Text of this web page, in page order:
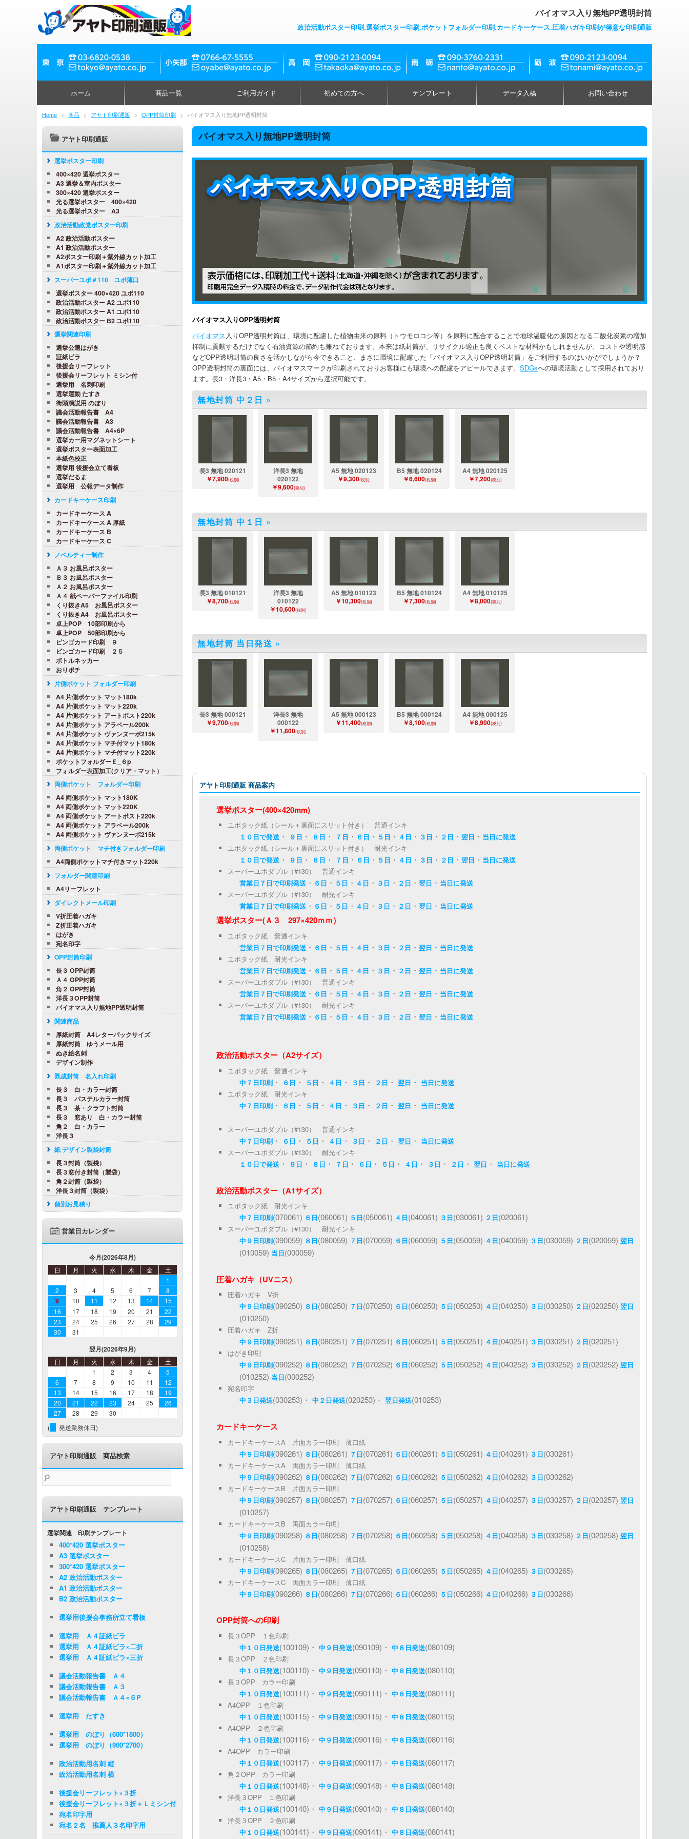
バイオマス入り無地PP透明封筒
政治活動ポスター印刷.選挙ポスター印刷.ポケットフォルダー印刷.カードキーケース.圧着ハガキ印刷が得意な印刷通販
ホーム 商品一覧 ご利用ガイド 初めての方へ テンプレート データ入稿 お問い合わせ
Home > 商品 > アヤト印刷通販 > OPP封筒印刷 > バイオマス入り無地PP透明封筒
バイオマス入り無地PP透明封筒
バイオマス入りOPP透明封筒
バイオマス入りOPP透明封筒は、環境に配慮した植物由来の原料（トウモロコシ等）を原料に配合することで地球温暖化の原因となる二酸化炭素の増加
抑制に貢献するだけでなく石油資源の節約も兼ねております。本来は紙封筒が、リサイクル適正も良くベストな材料かもしれませんが、コストや透明感
などOPP透明封筒の良さを活かしながら今できること、まさに環境に配慮した「バイオマス入りOPP透明封筒」をご利用するのはいかがでしょうか？
OPP透明封筒の裏面には、バイオマスマークが印刷されておりお客様にも環境への配慮をアピールできます。 SDGsへの環境活動として採用されており
ます。長3・洋長3・A5・B5・A4サイズから選択可能です。
無地封筒 中２日 »
長3 無地 020121
￥7,900(税別)
洋長3 無地
020122
￥9,600(税別)
A5 無地 020123
￥9,300(税別)
B5 無地 020124
￥6,600(税別)
A4 無地 020125
￥7,200(税別)
無地封筒 中１日 »
長3 無地 010121
￥8,700(税別)
洋長3 無地
010122
￥10,600(税別)
A5 無地 010123
￥10,300(税別)
B5 無地 010124
￥7,300(税別)
A4 無地 010125
￥8,000(税別)
無地封筒 当日発送 »
長3 無地 000121
￥9,700(税別)
洋長3 無地
000122
￥11,800(税別)
A5 無地 000123
￥11,400(税別)
B5 無地 000124
￥8,100(税別)
A4 無地 000125
￥8,900(税別)
アヤト印刷通販 商品案内
選挙ポスター(400×420mm)
ユポタック紙（シール＋裏面にスリット付き） 普通インキ
１０日で発送・ ９日 ・ ８日 ・ ７日 ・ ６日 ・ ５日 ・ ４日 ・ ３日 ・ ２日 ・ 翌日 ・ 当日に発送
ユポタック紙（シール＋裏面にスリット付き） 耐光インキ
１０日で発送・ ９日 ・ ８日 ・ ７日 ・ ６日 ・ ５日 ・ ４日 ・ ３日 ・ ２日 ・ 翌日 ・ 当日に発送
スーパーユポダブル（#130） 普通インキ
営業日７日で印刷発送・ ６日 ・ ５日 ・ ４日 ・ ３日 ・ ２日 ・ 翌日 ・ 当日に発送
スーパーユポダブル（#130） 耐光インキ
営業日７日で印刷発送・ ６日 ・ ５日 ・ ４日 ・ ３日 ・ ２日 ・ 翌日 ・ 当日に発送
選挙ポスター(Ａ３ 297×420ｍｍ）
ユポタック紙 普通インキ
営業日７日で印刷発送・ ６日 ・ ５日 ・ ４日 ・ ３日 ・ ２日 ・ 翌日 ・ 当日に発送
ユポタック紙 耐光インキ
営業日７日で印刷発送・ ６日 ・ ５日 ・ ４日 ・ ３日 ・ ２日 ・ 翌日 ・ 当日に発送
スーパーユポダブル（#130） 普通インキ
営業日７日で印刷発送・ ６日 ・ ５日 ・ ４日 ・ ３日 ・ ２日 ・ 翌日 ・ 当日に発送
スーパーユポダブル（#130） 耐光インキ
営業日７日で印刷発送・ ６日 ・ ５日 ・ ４日 ・ ３日 ・ ２日 ・ 翌日 ・ 当日に発送
政治活動ポスター（A2サイズ）
ユポタック紙 普通インキ
中７日印刷・ ６日 ・ ５日 ・ ４日 ・ ３日 ・ ２日 ・ 翌日 ・ 当日に発送
ユポタック紙 耐光インキ
中７日印刷・ ６日 ・ ５日 ・ ４日 ・ ３日 ・ ２日 ・ 翌日 ・ 当日に発送
スーパーユポダブル（#130） 普通インキ
中７日印刷・ ６日 ・ ５日 ・ ４日 ・ ３日 ・ ２日 ・ 翌日 ・ 当日に発送
スーパーユポダブル（#130） 耐光インキ
１０日で発送・ ９日 ・ ８日 ・ ７日 ・ ６日 ・ ５日 ・ ４日 ・ ３日 ・ ２日 ・ 翌日 ・ 当日に発送
政治活動ポスター（A1サイズ）
ユポタック紙 耐光インキ
中７日印刷(070061) ６日(060061) ５日(050061) ４日(040061) ３日(030061) ２日(020061)
スーパーユポダブル（#130） 耐光インキ
中９日印刷(090059) ８日(080059) ７日(070059) ６日(060059) ５日(050059) ４日(040059) ３日(030059) ２日(020059) 翌日
(010059) 当日(000059)
圧着ハガキ（UVニス）
圧着ハガキ V折
中９日印刷(090250) ８日(080250) ７日(070250) ６日(060250) ５日(050250) ４日(040250) ３日(030250) ２日(020250) 翌日
(010250)
圧着ハガキ Z折
中９日印刷(090251) ８日(080251) ７日(070251) ６日(060251) ５日(050251) ４日(040251) ３日(030251) ２日(020251)
はがき印刷
中９日印刷(090252) ８日(080252) ７日(070252) ６日(060252) ５日(050252) ４日(040252) ３日(030252) ２日(020252) 翌日
(010252) 当日(000252)
宛名印字
中３日発送(030253)・ 中２日発送(020253)・ 翌日発送(010253)
カードキーケース
カードキーケースA 片面カラー印刷 薄口紙
中９日印刷(090261) ８日(080261) ７日(070261) ６日(060261) ５日(050261) ４日(040261) ３日(030261)
カードキーケースA 両面カラー印刷 薄口紙
中９日印刷(090262) ８日(080262) ７日(070262) ６日(060262) ５日(050262) ４日(040262) ３日(030262)
カードキーケースB 片面カラー印刷
中９日印刷(090257) ８日(080257) ７日(070257) ６日(060257) ５日(050257) ４日(040257) ３日(030257) ２日(020257) 翌日
(010257)
カードキーケースB 両面カラー印刷
中９日印刷(090258) ８日(080258) ７日(070258) ６日(060258) ５日(050258) ４日(040258) ３日(030258) ２日(020258) 翌日
(010258)
カードキーケースC 片面カラー印刷 薄口紙
中９日印刷(090265) ８日(080265) ７日(070265) ６日(060265) ５日(050265) ４日(040265) ３日(030265)
カードキーケースC 両面カラー印刷 薄口紙
中９日印刷(090266) ８日(080266) ７日(070266) ６日(060266) ５日(050266) ４日(040266) ３日(030266)
OPP封筒への印刷
長３OPP １色印刷
中１０日発送(100109)・ 中９日発送(090109)・ 中８日発送(080109)
長３OPP ２色印刷
中１０日発送(100110)・ 中９日発送(090110)・ 中８日発送(080110)
長３OPP カラー印刷
中１０日発送(100111)・ 中９日発送(090111)・ 中８日発送(080111)
A4OPP １色印刷
中１０日発送(100115)・ 中９日発送(090115)・ 中８日発送(080115)
A4OPP ２色印刷
中１０日発送(100116)・ 中９日発送(090116)・ 中８日発送(080116)
A4OPP カラー印刷
中１０日発送(100117)・ 中９日発送(090117)・ 中８日発送(080117)
角２OPP カラー印刷
中１０日発送(100148)・ 中９日発送(090148)・ 中８日発送(080148)
洋長３OPP １色印刷
中１０日発送(100140)・ 中９日発送(090140)・ 中８日発送(080140)
洋長３OPP ２色印刷
中１０日発送(100141)・ 中９日発送(090141)・ 中８日発送(080141)
アヤト印刷通販
選挙ポスター印刷
400×420 選挙ポスター
A3 選挙＆室内ポスター
300×420 選挙ポスター
光る選挙ポスター 400×420
光る選挙ポスター A3
政治活動政党ポスター印刷
A2 政治活動ポスター
A1 政治活動ポスター
A2ポスター印刷＋紫外線カット加工
A1ポスター印刷＋紫外線カット加工
スーパーユポ＃110 ユポ薄口
選挙ポスター 400×420 ユポ110
政治活動ポスター A2 ユポ110
政治活動ポスター A1 ユポ110
政治活動ポスター B2 ユポ110
選挙関連印刷
選挙公選はがき
証紙ビラ
後援会リーフレット
後援会リーフレット ミシン付
選挙用 名刺印刷
選挙運動 たすき
街頭演説用 のぼり
議会活動報告書 A4
議会活動報告書 A3
議会活動報告書 A4×6P
選挙カー用マグネットシート
選挙ポスター表面加工
本紙色校正
選挙用 後援会立て看板
選挙だるま
選挙用 公報データ制作
カードキーケース印刷
カードキーケース A
カードキーケース A 厚紙
カードキーケース B
カードキーケース C
ノベルティー制作
Ａ３ お風呂ポスター
Ｂ３ お風呂ポスター
Ａ２ お風呂ポスター
Ａ４ 紙ペーパーファイル印刷
くり抜きA5 お風呂ポスター
くり抜きA4 お風呂ポスター
卓上POP 10部印刷から
卓上POP 50部印刷から
ビンゴカード印刷 ９
ビンゴカード印刷 ２５
ボトルネッカー
おりポチ
片側ポケット フォルダー印刷
A4 片側ポケット マット180k
A4 片側ポケット マット220k
A4 片側ポケット アートポスト220k
A4 片側ポケット アラベール200k
A4 片側ポケット ヴァンヌーボ215k
A4 片側ポケット マチ付マット180k
A4 片側ポケット マチ付マット220k
ポケットフォルダーＥ_６p
フォルダー表面加工(クリア・マット）
両側ポケット フォルダー印刷
A4 両側ポケット マット180K
A4 両側ポケット マット220K
A4 両側ポケット アートポスト220k
A4 両側ポケット アラベール200k
A4 両側ポケット ヴァンヌーボ215k
両側ポケット マチ付きフォルダー印刷
A4両側ポケットマチ付きマット220k
フォルダー関連印刷
A4リーフレット
ダイレクトメール印刷
V折圧着ハガキ
Z折圧着ハガキ
はがき
宛名印字
OPP封筒印刷
長３ OPP封筒
Ａ４ OPP封筒
角２ OPP封筒
洋長３OPP封筒
バイオマス入り無地PP透明封筒
関連商品
厚紙封筒 A4レターパックサイズ
厚紙封筒 ゆうメール用
ぬき絵名刺
デザイン制作
既成封筒 名入れ印刷
長３ 白・カラー封筒
長３ パステルカラー封筒
長３ 茶・クラフト封筒
長３ 窓あり 白・カラー封筒
角２ 白・カラー
洋長３
紙 デザイン製袋封筒
長３封筒（製袋）
長３窓付き封筒（製袋）
角２封筒（製袋）
洋長３封筒（製袋）
個別お見積り
営業日カレンダー
今月(2026年8月)
日 月 火 水 木 金
土
1
2
3 4 5 6 7 8
9 10 11 12 13 14
15
16
17 18 19 20 21
22
23
24 25 26 27 28
29
30
31
翌月(2026年9月)
日 月 火 水 木 金
土
1
2 3 4
5
6
7 8 9 10 11
12
13
14 15 16 17 18
19
20
21 22 23 24 25
26
27
28 29
30
(
発送業務休日)
アヤト印刷通販 商品検索
検
索:
アヤト印刷通販 テンプレート
選挙関連 印刷テンプレート
400*420 選挙ポスター
A3 選挙ポスター
300*420 選挙ポスター
A2 政治活動ポスター
A1 政治活動ポスター
B2 政治活動ポスター
選挙用後援会事務所立て看板
選挙用 Ａ４証紙ビラ
選挙用 Ａ４証紙ビラ×二折
選挙用 Ａ４証紙ビラ×三折
議会活動報告書 Ａ４
議会活動報告書 Ａ３
議会活動報告書 Ａ４×６P
選挙用 たすき
選挙用 のぼり（600*1800）
選挙用 のぼり（900*2700）
政治活動用名刺 縦
政治活動用名刺 横
後援会リーフレット×３折
後援会リーフレット×３折＋Ｌミシン付
宛名印字用
宛名２名 推薦人３名印字用